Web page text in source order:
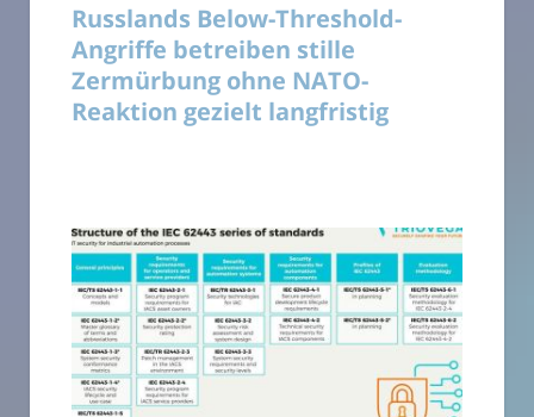
Russlands Below-Threshold-
Angriffe betreiben stille
Zermürbung ohne NATO-
Reaktion gezielt langfristig